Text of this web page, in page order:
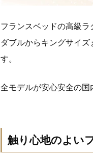
フランスベッドの高級
ダブルからキングサイ
す。
全モデルが安心安全の国
触り心地のよい